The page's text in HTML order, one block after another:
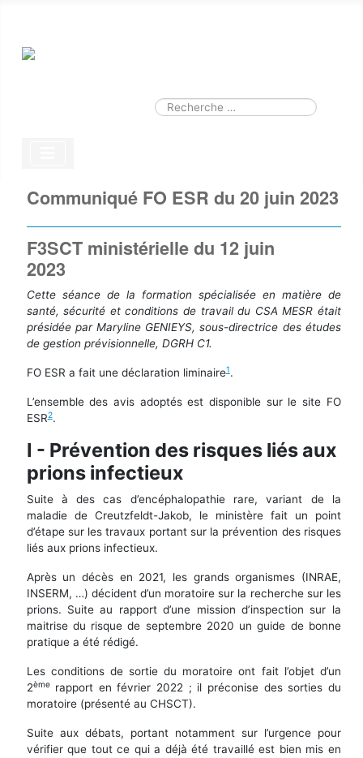
Valider
Communiqué FO ESR du 20 juin 2023
F3SCT ministérielle du 12 juin
2023
Cette séance de la formation spécialisée en matière de
santé, sécurité et conditions de travail du CSA MESR était
présidée par Maryline GENIEYS, sous-directrice des études
de gestion prévisionnelle, DGRH C1.
FO ESR a fait une déclaration liminaire1.
L’ensemble des avis adoptés est disponible sur le site FO
ESR2.
I - Prévention des risques liés aux
prions infectieux
Suite à des cas d’encéphalopathie rare, variant de la
maladie de Creutzfeldt-Jakob, le ministère fait un point
d’étape sur les travaux portant sur la prévention des risques
liés aux prions infectieux.
Après un décès en 2021, les grands organismes (INRAE,
INSERM, …) décident d’un moratoire sur la recherche sur les
prions. Suite au rapport d’une mission d’inspection sur la
maitrise du risque de septembre 2020 un guide de bonne
pratique a été rédigé.
Les conditions de sortie du moratoire ont fait l’objet d’un
2èmerapport en février 2022 ; il préconise des sorties du
moratoire (présenté au CHSCT).
Suite aux débats, portant notamment sur l’urgence pour
vérifier que tout ce qui a déjà été travaillé est bien mis en